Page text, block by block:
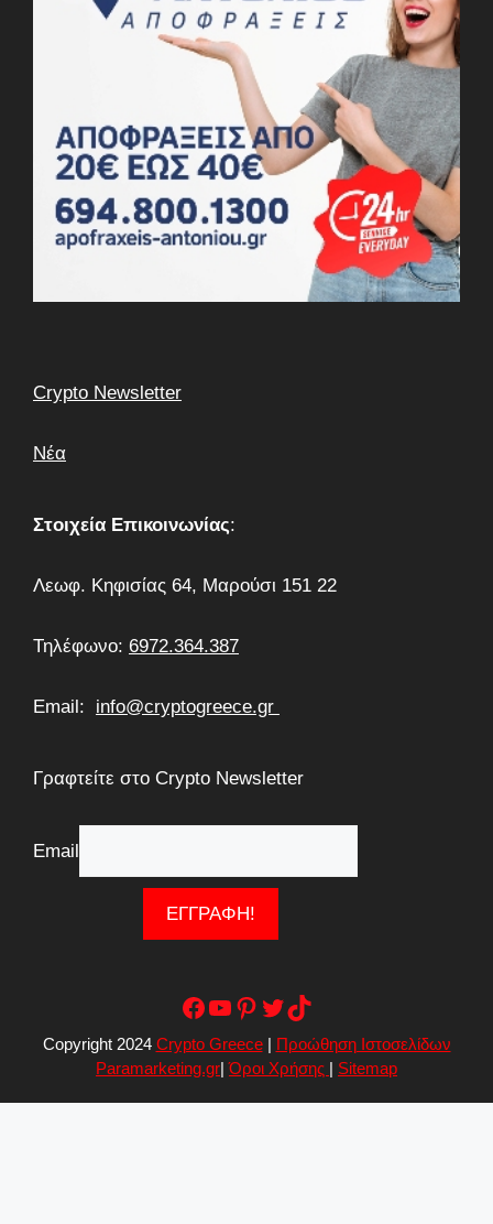
Crypto Newsletter
Νέα
Στοιχεία Επικοινωνίας:
Λεωφ. Κηφισίας 64, Μαρούσι 151 22
Τηλέφωνο: 6972.364.387
Email: info@cryptogreece.gr
Γραφτείτε στο Crypto Newsletter
Email
Facebook
YouTube
Pinterest
Twitter
TikTok
Copyright 2024 Crypto Greece| Προώθηση Ιστοσελίδων
Paramarketing.gr|Όροι Χρήσης | Sitemap